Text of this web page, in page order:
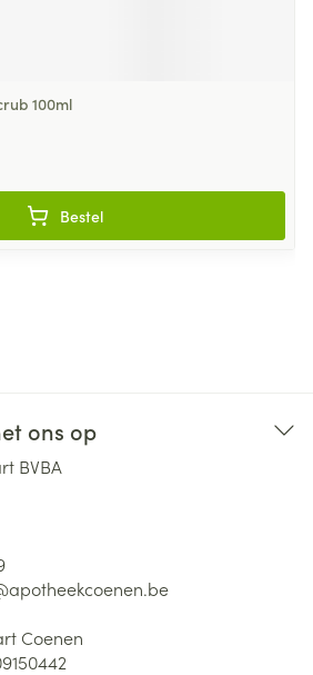
100ml
Bestel
ons op
BVBA
apotheekcoenen.be
Coenen